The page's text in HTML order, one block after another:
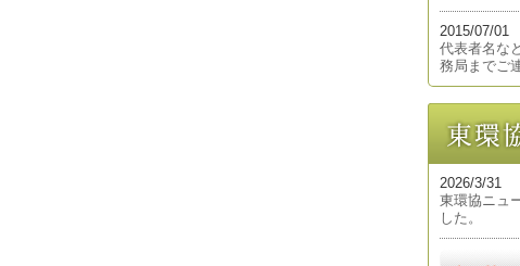
2015/07/01
代表者名な
務局までご
2026/3/31
東環協ニュ
した。